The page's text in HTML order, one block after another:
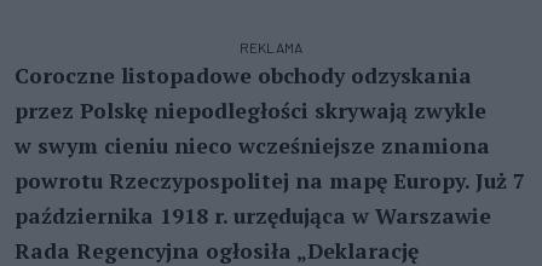
REKLAMA
Coroczne listopadowe obchody odzyskania
przez Polskę niepodległości skrywają zwykle
w swym cieniu nieco wcześniejsze znamiona
powrotu Rzeczypospolitej na mapę Europy. Już 7
października 1918 r. urzędująca w Warszawie
Rada Regencyjna ogłosiła „Deklarację